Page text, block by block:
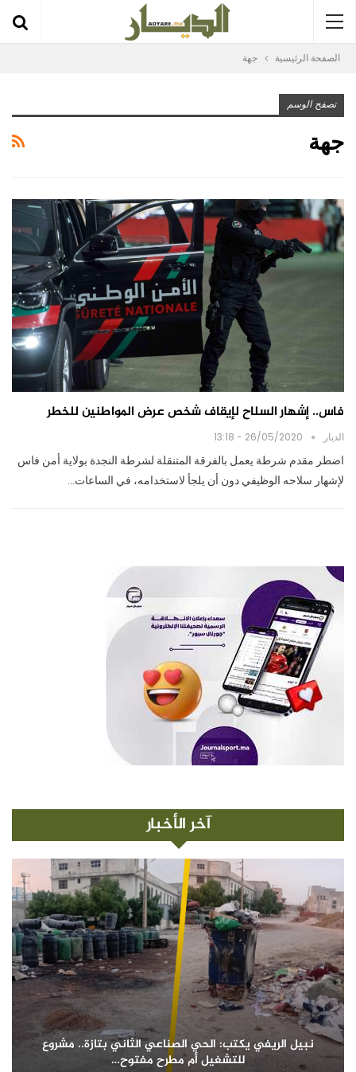
الصفحة الرئيسية جهة
تصفح الوسم
جهة
فاس.. إشهار السلاح لإيقاف شخص عرض المواطنين للخطر
الديار 26/05/2020 - 13:18
اضطر مقدم شرطة يعمل بالفرقة المتنقلة لشرطة النجدة بولاية أمن فاس
لإشهار سلاحه الوظيفي دون أن يلجأ لاستخدامه، في الساعات…
آخر الأخبار
نبيل الريفي يكتب: الحي الصناعي الثاني بتازة.. مشروع
للتشغيل أم مطرح مفتوح…